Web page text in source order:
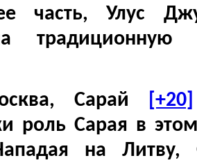
часть, Улус
Сарай
[+20]
роль Сарая в
на Литву,